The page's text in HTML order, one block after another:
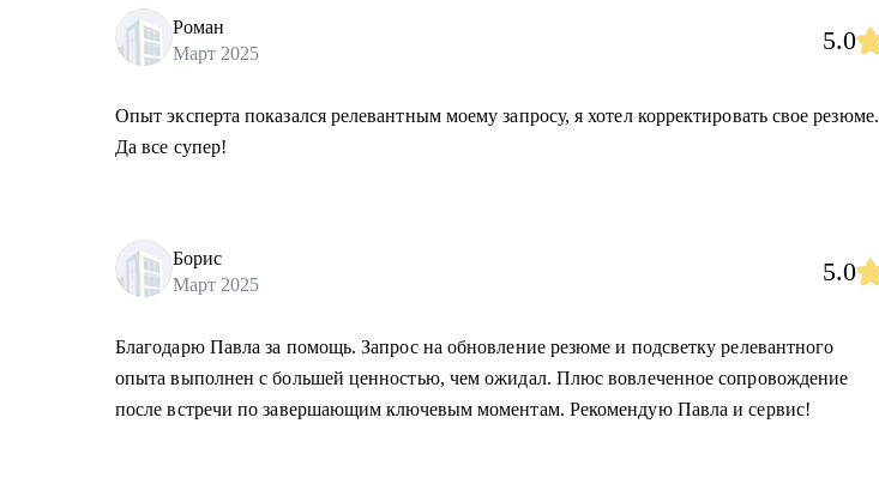
Роман
Март 2025
5.0
Опыт эксперта показался релевантным моему запросу, я хотел корректировать свое резюме.
Да все супер!
Борис
Март 2025
5.0
Благодарю Павла за помощь. Запрос на обновление резюме и подсветку релевантного
опыта выполнен с большей ценностью, чем ожидал. Плюс вовлеченное сопровождение
после встречи по завершающим ключевым моментам. Рекомендую Павла и сервис!